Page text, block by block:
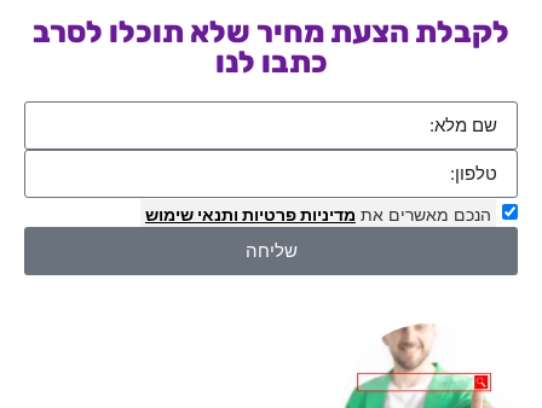
לקבלת הצעת מחיר שלא תוכלו לסרב
כתבו לנו
הנכם מאשרים את מדיניות פרטיות ותנאי שימוש
שליחה